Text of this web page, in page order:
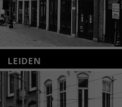
LEIDEN
Nieuwstraat 35
2312 KA Leiden
+31(0)71 – 52 84 480
info@kunsthuisleiden.nl